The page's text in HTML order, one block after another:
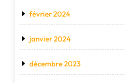
février 2024
janvier 2024
décembre 2023